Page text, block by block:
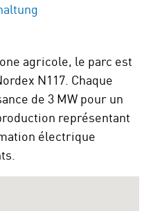
agricole, le parc est
N117. Chaque
de 3 MW pour un
représentant
électrique